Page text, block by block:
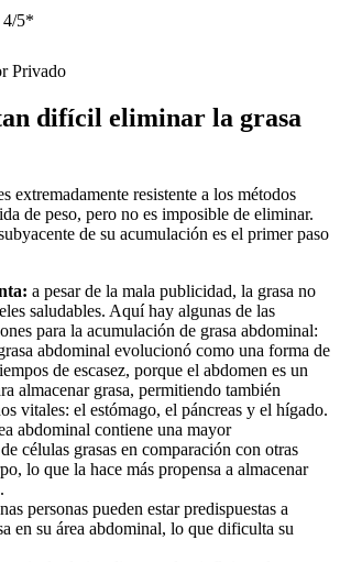
4/5*
Privado
difícil eliminar la grasa
extremadamente resistente a los métodos
de peso, pero no es imposible de eliminar.
de su acumulación es el primer paso
a pesar de la mala publicidad, la grasa no
saludables. Aquí hay algunas de las
para la acumulación de grasa abdominal:
abdominal evolucionó como una forma de
de escasez, porque el abdomen es un
almacenar grasa, permitiendo también
vitales: el estómago, el páncreas y el hígado.
abdominal contiene una mayor
células grasas en comparación con otras
lo que la hace más propensa a almacenar
personas pueden estar predispuestas a
en su área abdominal, lo que dificulta su